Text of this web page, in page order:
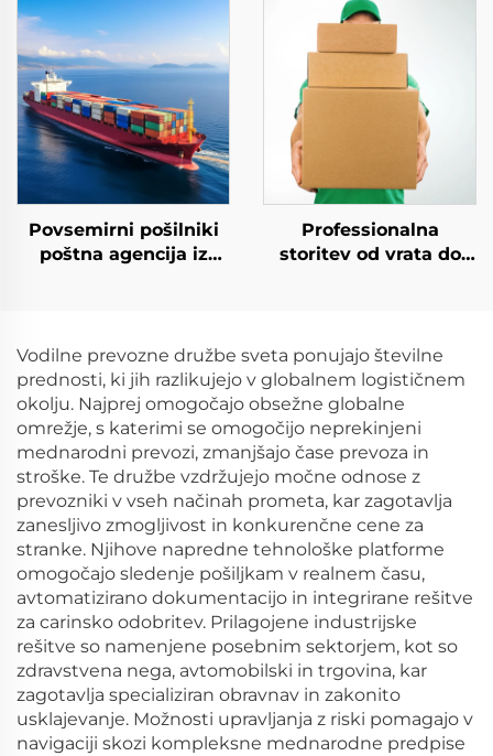
Dhl Express Izvoz iz
vrata v vrata
Sea pošiljanje blaga Iz
Kitajske v Združeno
Povsemirni pošilniki
poštna agencija iz
poceni tarifami za
pošiljanje stroški
Professionalna
storitev od vrata do
logistične storitve
povsemirni pošilnik
poštna agencija
Vodilne prevozne družbe sveta ponujajo številne
prednosti, ki jih razlikujejo v globalnem logističnem
okolju. Najprej omogočajo obsežne globalne
omrežje, s katerimi se omogočijo neprekinjeni
mednarodni prevozi, zmanjšajo čase prevoza in
stroške. Te družbe vzdržujejo močne odnose z
prevozniki v vseh načinah prometa, kar zagotavlja
zanesljivo zmogljivost in konkurenčne cene za
stranke. Njihove napredne tehnološke platforme
omogočajo sledenje pošiljkam v realnem času,
avtomatizirano dokumentacijo in integrirane rešitve
za carinsko odobritev. Prilagojene industrijske
rešitve so namenjene posebnim sektorjem, kot so
zdravstvena nega, avtomobilski in trgovina, kar
zagotavlja specializiran obravnav in zakonito
usklajevanje. Možnosti upravljanja z riski pomagajo v
navigaciji skozi kompleksne mednarodne predpise